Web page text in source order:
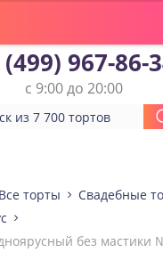
(499) 967-86-
с 9:00 до 20:00
Все торты
Свадебные
без мастики